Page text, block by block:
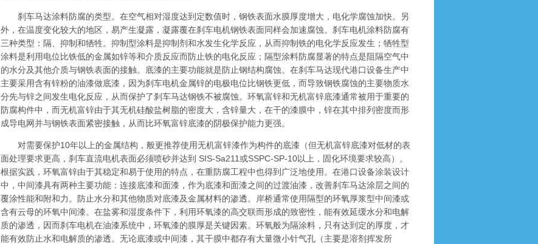
刹车马达涂料防腐的类型。在空气相对湿度达到定数值时，钢铁表面水膜厚度增大，电化学腐蚀加快。另
外，在温度变化较大的地区，易产生凝露，凝露覆在刹车电机钢铁表面同样会加速腐蚀。刹车电机涂料防腐有
三种类型：隔、抑制和牺牲。抑制型涂料是抑制剂和水发生化学反应，从而抑制铁的电化学反应发生；牺牲型
涂料是利用电位比铁低的金属如锌等和介质反应而防止铁的电化反应；隔型涂料防腐显著的特点是阻隔空气中
的水分及其他介质与钢铁表面的接触。底漆的主要功能就是防止钢结构腐蚀。在刹车马达现代港口设备生产中
主要采用含有锌粉的油漆做底漆，因为刹车电机金属锌的电极电位比钢铁更低，而导致钢铁腐蚀的主要物质水
分先与锌之间发生电化反应，从而保护了刹车马达钢铁不被腐蚀。环氧富锌和无机富锌底漆通常被用于重要的
防腐构件中，而无机富锌由于其无机硅酸盐树脂的密度大，含锌量大，在干的漆膜中，锌在其中排列密度而形
成导电网并与钢铁表面紧密接触，从而比环氧富锌底漆的阴极保护能力更强。
对需要保护10年以上的金属结构，般更推荐使用无机富锌漆作为构件的底漆（但无机富锌底漆对低材的表
面处理要求更高，刹车直流电机表面必须喷砂并达到 SIS-Sa211或SSPC-SP-10以上，固化环境要求较高）。
根据实践，环氧富锌由于其稳定和易于使用的特点，在重防腐工程中也得到广泛地使用。在港口设备涂装设计
中，中间漆具有两种主要功能：连接底漆和面漆，作为底漆和面漆之间的过渡油漆，改善刹车马达涂层之间的
覆涂性能和附和力。防止水分和其他物质对底漆及金属材料的渗透。岸桥通常使用隔型的环氧厚浆型中间漆或
含有云母的环氧中间漆。在盐雾和湿度条件下，利用环氧漆的高交联而形成的致密性，能有效延缓水分和电解
质的渗透，因而刹车电机在油漆系统中，环氧漆的膜厚是关键因素。环氧般为隔涂料，只有达到定的厚度，才
能有效防止水和电解质的渗透。无论底漆或中间漆，其干膜中都存有大量微小针气孔（主要是溶剂挥发所